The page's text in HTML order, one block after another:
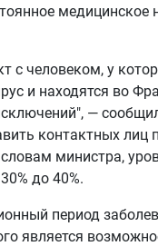
медицинское
с человеком, у
и находятся во
—
контактных лиц
министра,
до 40%.
период
является